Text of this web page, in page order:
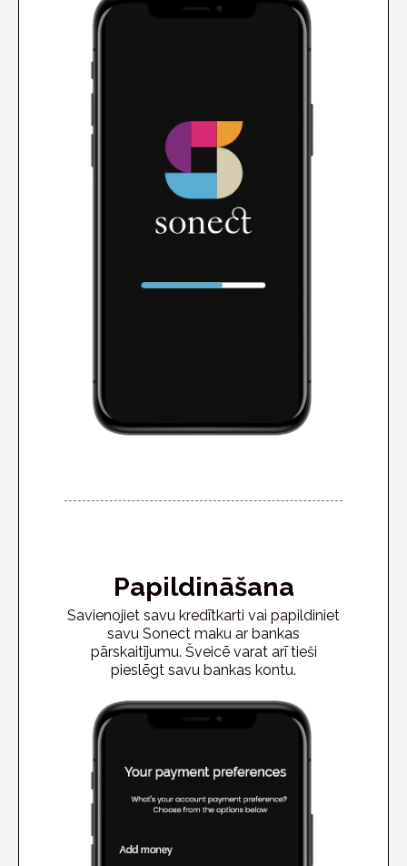
Papildināšana
Savienojiet savu kredītkarti vai papildiniet
savu Sonect maku ar bankas
pārskaitījumu. Šveicē varat arī tieši
pieslēgt savu bankas kontu.